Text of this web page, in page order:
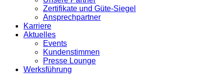
Zertifikate und Güte-Siegel
Ansprechpartner
Karriere
Aktuelles
Events
Kundenstimmen
Presse Lounge
Werksführung